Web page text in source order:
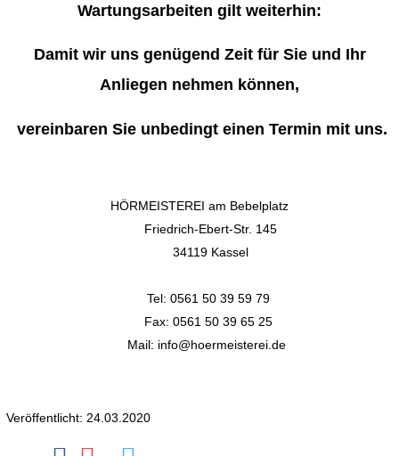
Wartungsarbeiten gilt weiterhin:
Damit wir uns genügend Zeit für Sie und Ihr
Anliegen nehmen können,
vereinbaren Sie unbedingt einen Termin mit uns.
HÖRMEISTEREI am Bebelplatz
Friedrich-Ebert-Str. 145
34119 Kassel
Tel: 0561 50 39 59 79
Fax: 0561 50 39 65 25
Mail: info@hoermeisterei.de
Texas
Veröffentlicht: 24.03.2020